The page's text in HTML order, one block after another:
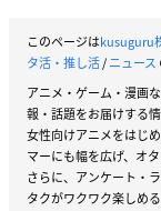
このページはkusuguru
タ活・推し活/ニュース
アニメ・ゲーム・漫画
報・話題をお届けする
女性向けアニメをはじ
マーにも幅を広げ、オ
さらに、アンケート・
タクがワクワク楽しめ